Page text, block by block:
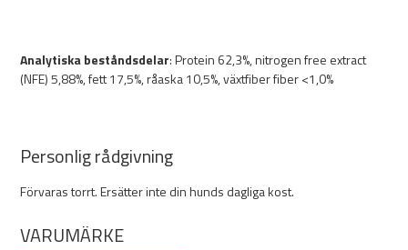
Ett protein
Inga tillsatser
Analytiska beståndsdelar: Protein 62,3%, nitrogen free extract
(NFE) 5,88%, fett 17,5%, råaska 10,5%, växtfiber fiber <1,0%
Personlig rådgivning
Förvaras torrt. Ersätter inte din hunds dagliga kost.
VARUMÄRKE